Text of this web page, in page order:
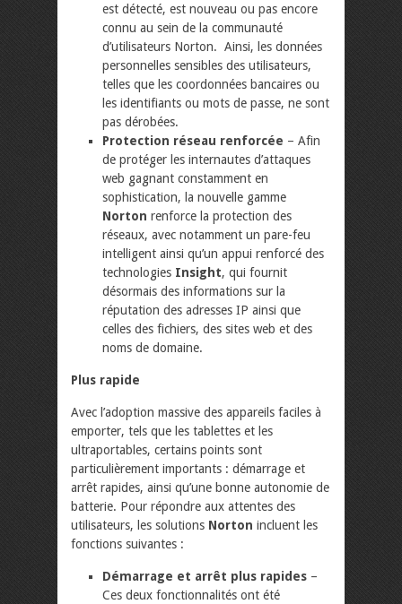
est détecté, est nouveau ou pas encore
connu au sein de la communauté
d’utilisateurs Norton. Ainsi, les données
personnelles sensibles des utilisateurs,
telles que les coordonnées bancaires ou
les identifiants ou mots de passe, ne sont
pas dérobées.
Protection réseau renforcée – Afin
de protéger les internautes d’attaques
web gagnant constamment en
sophistication, la nouvelle gamme
Norton renforce la protection des
réseaux, avec notamment un pare-feu
intelligent ainsi qu’un appui renforcé des
technologies Insight, qui fournit
désormais des informations sur la
réputation des adresses IP ainsi que
celles des fichiers, des sites web et des
noms de domaine.
Plus rapide
Avec l’adoption massive des appareils faciles à
emporter, tels que les tablettes et les
ultraportables, certains points sont
particulièrement importants : démarrage et
arrêt rapides, ainsi qu’une bonne autonomie de
batterie. Pour répondre aux attentes des
utilisateurs, les solutions Norton incluent les
fonctions suivantes :
Démarrage et arrêt plus rapides –
Ces deux fonctionnalités ont été